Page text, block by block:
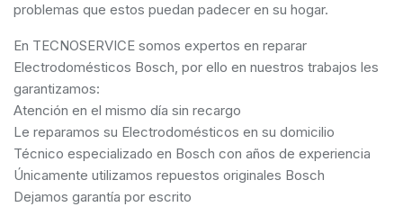
problemas que estos puedan padecer en su hogar.
En TECNOSERVICE somos expertos en reparar
Electrodomésticos Bosch, por ello en nuestros trabajos les
garantizamos:
Atención en el mismo día sin recargo
Le reparamos su Electrodomésticos en su domicilio
Técnico especializado en Bosch con años de experiencia
Únicamente utilizamos repuestos originales Bosch
Dejamos garantía por escrito